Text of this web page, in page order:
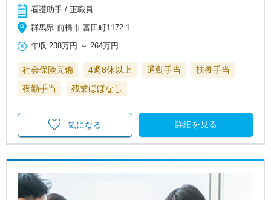
看護助手 / 正職員
群馬県 前橋市 富田町1172-1
年収 238万円 ～264万円
社会保険完備 4週8休以上 通勤手当
扶養手当
夜勤手当
残業ほぼなし
詳細を見る
気になる